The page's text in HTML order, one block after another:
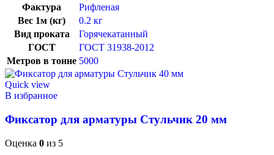
Фактура
Рифленая
Вес 1м (кг)
0.2 кг
Вид проката
Горячекатанный
ГОСТ
ГОСТ 31938-2012
Метров в тонне 5000
Quick view
В избранное
Фиксатор для арматуры Стульчик 20 мм
Оценка 0 из 5